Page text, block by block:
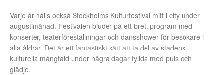
Varje år hålls också Stockholms Kulturfestival mitt i city under
augustimånad. Festivalen bjuder på ett brett program med
konserter, teaterföreställningar och dansshower för besökare i
alla åldrar. Det är ett fantastiskt sätt att ta del av stadens
kulturella mångfald under några dagar fyllda med puls och
glädje.